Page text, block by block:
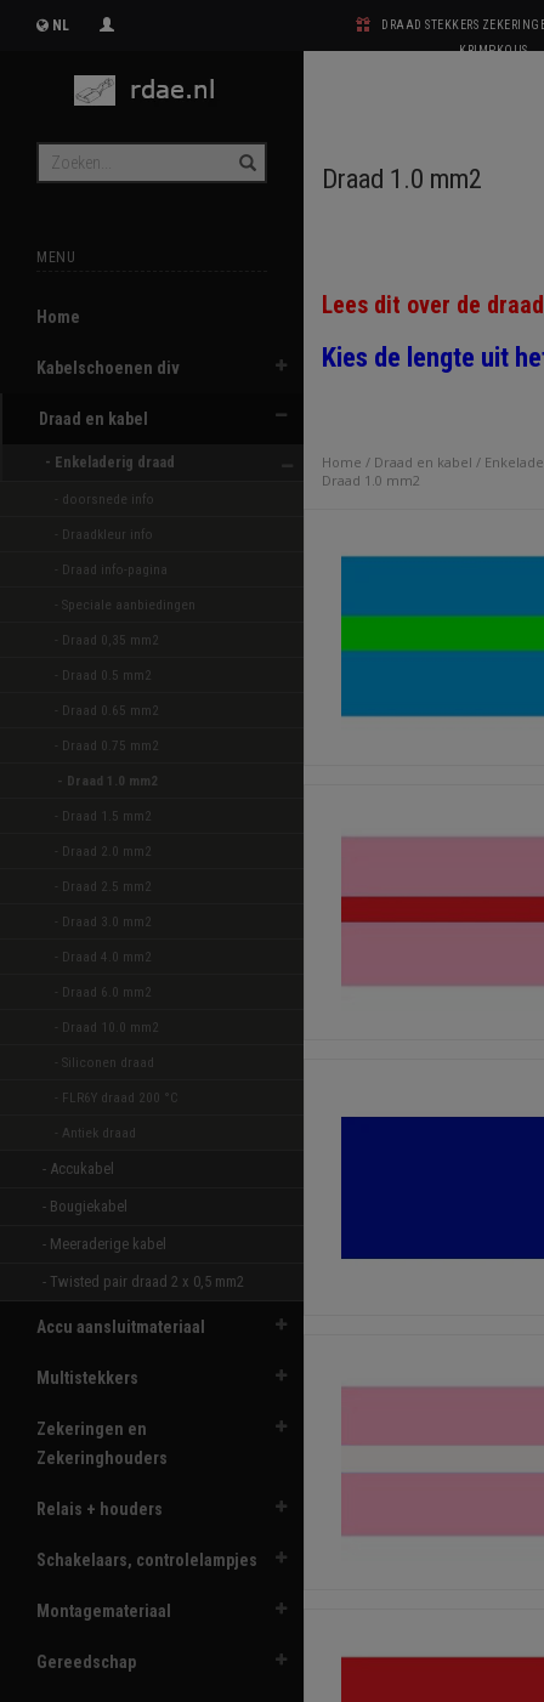
NL
DRAAD STEKKERS
KRIMPKOUS
MENU
Home
Kabelschoenen div
Draad en kabel
- Enkeladerig draad
- doorsnede info
- Draadkleur info
- Draad info-pagina
- Speciale aanbiedingen
- Draad 0,35 mm2
- Draad 0.5 mm2
- Draad 0.65 mm2
- Draad 0.75 mm2
- Draad 1.0 mm2
- Draad 1.5 mm2
- Draad 2.0 mm2
- Draad 2.5 mm2
- Draad 3.0 mm2
- Draad 4.0 mm2
- Draad 6.0 mm2
- Draad 10.0 mm2
- Siliconen draad
- FLR6Y draad 200 °C
- Antiek draad
- Accukabel
- Bougiekabel
- Meeraderige kabel
- Twisted pair draad 2 x 0,5 mm2
Accu aansluitmateriaal
Multistekkers
Zekeringen en
Zekeringhouders
Relais + houders
Schakelaars, controlelampjes
Montagemateriaal
Gereedschap
Draad 1.0 mm2
Lees dit over de
Kies de lengte uit
Home / Draad en kabel /
Draad 1.0 mm2